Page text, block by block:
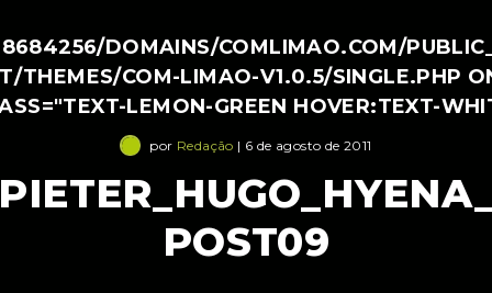
DOMAINS/COMLIMAO.COM/
THEMES/COM-LIMAO-V1.0.5/SINGLE.PHP
LEMON-GREEN HOVER:TEXT-
por Redação | 6 de agosto de 2011
POST09